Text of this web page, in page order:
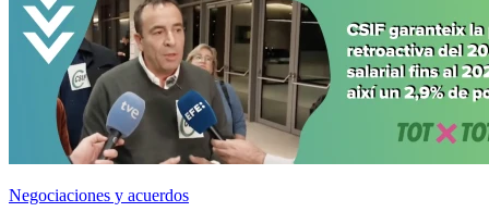
Negociaciones y acuerdos